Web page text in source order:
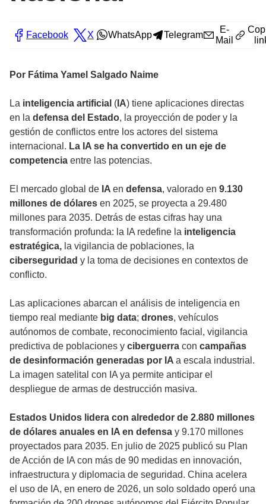
Facebook X WhatsApp Telegram
E-
Mail
Por Fátima Yamel Salgado Naime
La inteligencia artificial ( IA) tiene aplicaciones directas
en la defensa del Estado, la proyección de poder y la
gestión de conflictos entre los actores del sistema
internacional. La IA se ha convertido en un eje de
competencia entre las potencias.
El mercado global de IA en defensa, valorado en 9.130
millones de dólares en 2025, se proyecta a 29.480
millones para 2035. Detrás de estas cifras hay una
transformación profunda: la IA redefine la inteligencia
estratégica, la vigilancia de poblaciones, la
ciberseguridad y la toma de decisiones en contextos de
conflicto.
Las aplicaciones abarcan el análisis de inteligencia en
tiempo real mediante big data; drones, vehículos
autónomos de combate, reconocimiento facial, vigilancia
predictiva de poblaciones y ciberguerra con campañas
de desinformación generadas por IA a escala industrial.
La imagen satelital con IA ya permite anticipar el
despliegue de armas de destrucción masiva.
Estados Unidos lidera con alrededor de 2.880 millones
de dólares anuales en IA en defensa y 9.170 millones
proyectados para 2035. En julio de 2025 publicó su Plan
de Acción de IA con más de 90 medidas en innovación,
infraestructura y diplomacia de seguridad. China acelera
el uso de IA, en enero de 2026, un solo soldado operó una